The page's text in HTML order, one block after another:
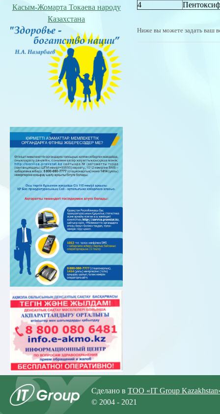
Касым-Жомарта Токаева народу
Казахстана
4
Ниже вы можете задать ваш
Сделано в ТОО «IT Group
© 2004 - 2021